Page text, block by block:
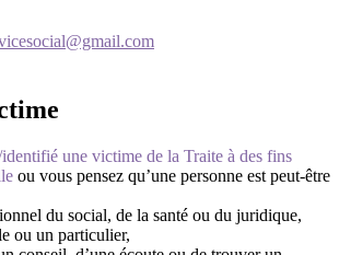
une victime de la Traite à des fins
ou vous pensez qu’une personne est peut-être
du social, de la santé ou du juridique,
ou un particulier,